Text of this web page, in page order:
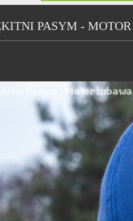
PASYM - MOTOR